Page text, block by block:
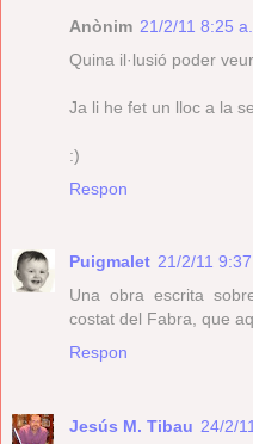
Anònim 21/2/11 8:25 a.
Quina il·lusió poder
Ja li he fet un lloc a la
:)
Respon
Puigmalet 21/2/11
Una obra escrita
costat del Fabra, que
Respon
Jesús M. Tibau 24/2/